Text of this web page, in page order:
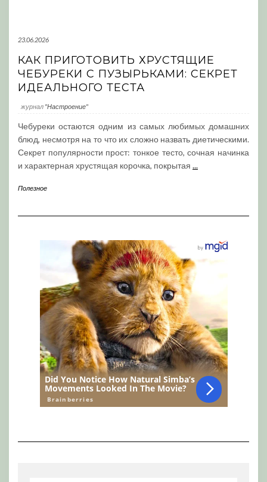
23.06.2026
КАК ПРИГОТОВИТЬ ХРУСТЯЩИЕ
ЧЕБУРЕКИ С ПУЗЫРЬКАМИ: СЕКРЕТ
ИДЕАЛЬНОГО ТЕСТА
журнал "Настроение"
Чебуреки остаются одним из самых любимых домашних
блюд, несмотря на то что их сложно назвать диетическими.
Секрет популярности прост: тонкое тесто, сочная начинка
и характерная хрустящая корочка, покрытая ...
Полезное